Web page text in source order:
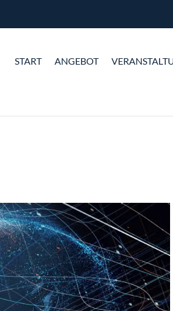
START ANGEBOT